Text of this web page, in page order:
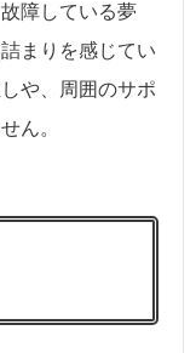
障している夢
まりを感じてい
や、周囲のサポ
ん。